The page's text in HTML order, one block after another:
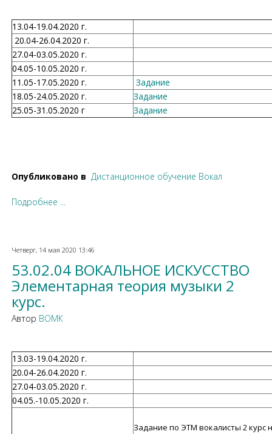
13.04-19.04.2020 г.
20.04-26.04.2020 г.
27.04-03.05.2020 г.
04.05-10.05.2020 г.
11.05-17.05.2020 г.
Задание
18.05-24.05.2020 г.
Задание
25.05-31.05.2020 г
Задание
Опубликовано в Дистанционное обучение Вокал
Подробнее ...
Четверг, 14 мая 2020 13:46
53.02.04 ВОКАЛЬНОЕ ИСКУССТВО
Элементарная теория музыки 2
курс.
Автор ВОМК
13.03-19.04.2020 г.
20.04-26.04.2020 г.
27.04-03.05.2020 г.
04.05.-10.05.2020 г.
Задание по ЭТМ вокалисты 2 курс